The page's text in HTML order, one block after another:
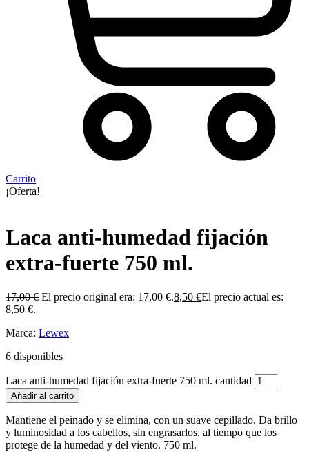
Carrito
¡Oferta!
Laca anti-humedad fijación
extra-fuerte 750 ml.
17,00€ El precio original era: 17,00 €.8,50 €El precio actual es:
8,50 €.
Marca: Lewex
6 disponibles
Laca anti-humedad fijación extra-fuerte 750 ml. cantidad
Añadir al carrito
Mantiene el peinado y se elimina, con un suave cepillado. Da brillo
y luminosidad a los cabellos, sin engrasarlos, al tiempo que los
protege de la humedad y del viento. 750 ml.